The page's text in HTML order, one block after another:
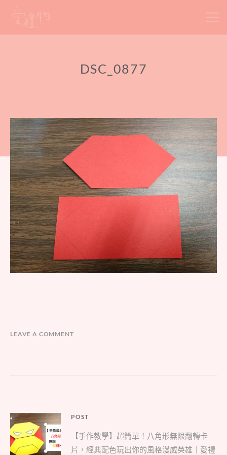
DSC_0877
LEAVE A COMMENT
文
章
導
POST
Parent
post:
【手作教學】超簡單！八角形無限翻轉卡
片，經典配色玩出你的風格漫威英雄｜愛禮